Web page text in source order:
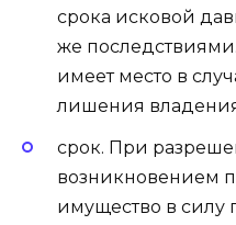
срока исковой
же
имеет место в
лишения
срок. При
возникновением
имущество в силу